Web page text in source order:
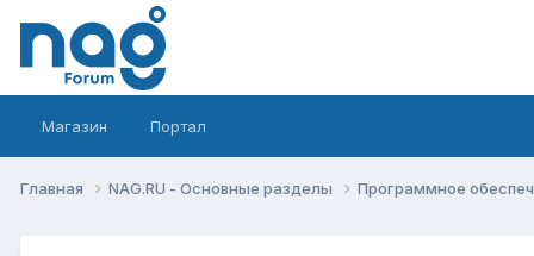
Магазин Портал
Главная NAG.RU - Основные разделы Программное